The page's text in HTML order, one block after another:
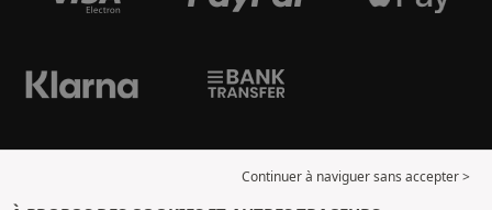
Continuer à naviguer sans accepter >